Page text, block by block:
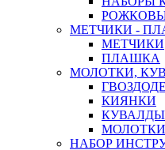
МЕТЧИКИ -
МЕТЧИКИ
ПЛАШКА
МОЛОТКИ,
КИЯНКИ
КУВАЛДЫ
МОЛОТКИ
НАБОР